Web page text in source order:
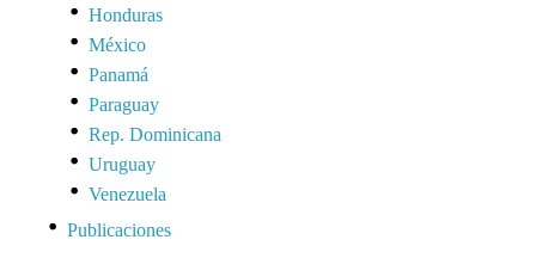
Honduras
México
Panamá
Paraguay
Rep. Dominicana
Uruguay
Venezuela
Publicaciones